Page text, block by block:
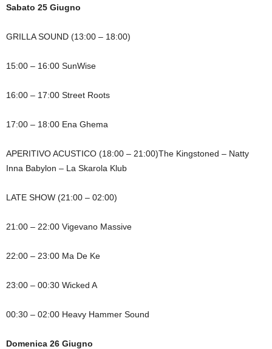
Sabato 25 Giugno
GRILLA SOUND (13:00 – 18:00)
15:00 – 16:00 SunWise
16:00 – 17:00 Street Roots
17:00 – 18:00 Ena Ghema
APERITIVO ACUSTICO (18:00 – 21:00)The Kingstoned – Natty
Inna Babylon – La Skarola Klub
LATE SHOW (21:00 – 02:00)
21:00 – 22:00 Vigevano Massive
22:00 – 23:00 Ma De Ke
23:00 – 00:30 Wicked A
00:30 – 02:00 Heavy Hammer Sound
Domenica 26 Giugno